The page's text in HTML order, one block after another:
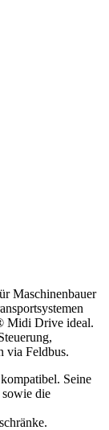
Maschinenbauer
Midi Drive ideal.
via Feldbus.
Seine
sowie die